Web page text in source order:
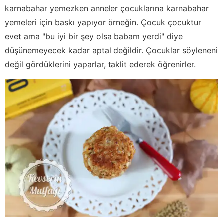
karnabahar yemezken anneler çocuklarına karnabahar
yemeleri için baskı yapıyor örneğin. Çocuk çocuktur
evet ama "bu iyi bir şey olsa babam yerdi" diye
düşünemeyecek kadar aptal değildir. Çocuklar söyleneni
değil gördüklerini yaparlar, taklit ederek öğrenirler.